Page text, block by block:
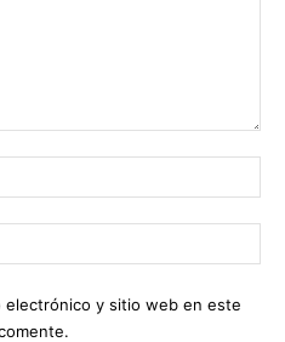
electrónico y sitio web en este